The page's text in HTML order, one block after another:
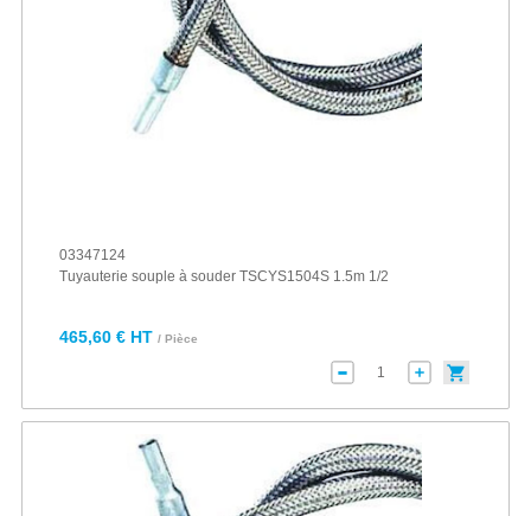
03347124
Tuyauterie souple à souder TSCYS1504S 1.5m 1/2
465,60 € HT / Pièce